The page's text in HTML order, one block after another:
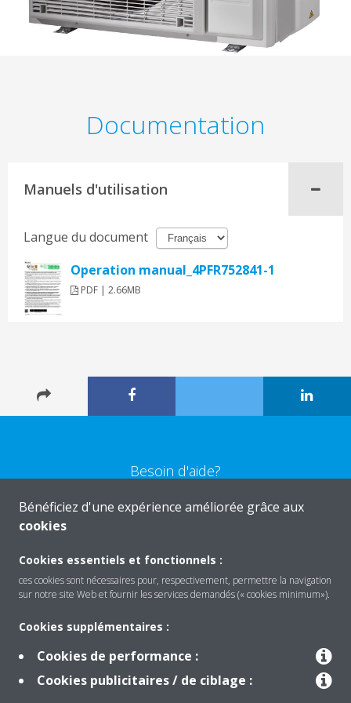
Documentation
Manuels d'utilisation
Langue du document
Operation manual_4PFR752841-1
PDF | 2.66MB
Besoin d'aide?
CONTACTEZ-NOUS
Solutions
Bénéficiez d'une expérience améliorée grâce aux
cookies
Cookies essentiels et fonctionnels :
ces cookies sont nécessaires pour, respectivement, permettre la navigation
sur notre site Web et fournir les services demandés (« cookies minimum»).
Cookies supplémentaires :
Cookies de performance :
Cookies publicitaires / de ciblage :